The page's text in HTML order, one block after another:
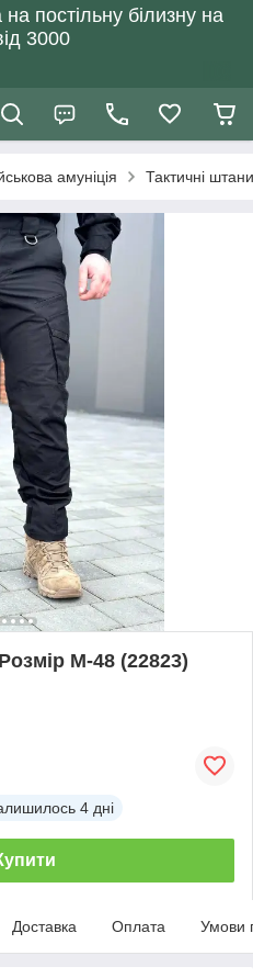
постільну білизну на
3000
амуніція Тактичні
M-48 (22823)
4 дні
Доставка Оплата Умови